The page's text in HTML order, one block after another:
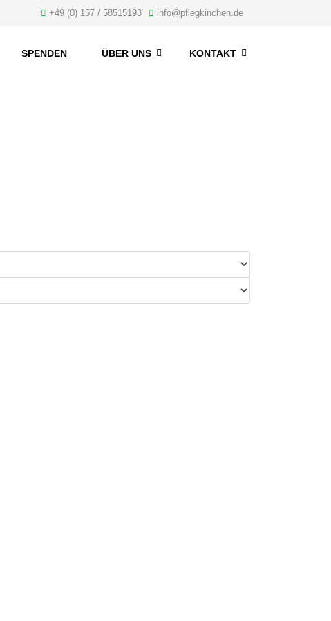
+49 (0) 157 / 58515193 info@pflegkinchen.de
SPENDEN ÜBER UNS KONTAKT